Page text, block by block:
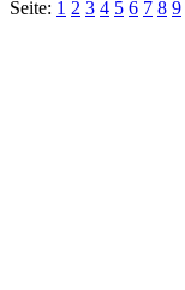
Seite: 1 2 3 4 5 6 7 8 9